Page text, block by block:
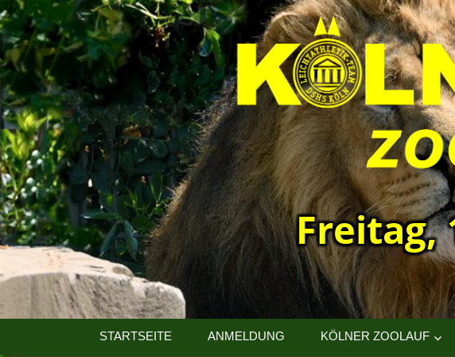
13.
Kölner
Freitag,
STARTSEITE ANMELDUNG KÖLNER ZOOLAUF